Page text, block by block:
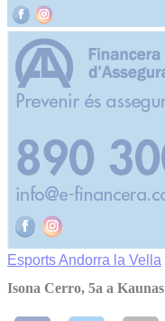
EsportsAndorra la Vella
Isona Cerro, 5a a Kaunas